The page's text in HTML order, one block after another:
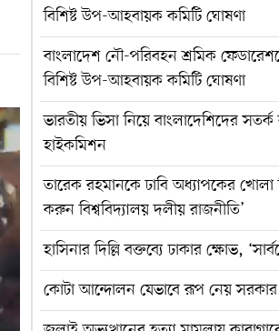
বিশিষ্ট উপ-আহবায়ক কমিটি ঘোষণা
বাংলাদেশ নৌ-পরিবহন শ্রমিক
বিশিষ্ট উপ-আহবায়ক কমিটি ঘোষণা
ভারতীয় ভিসা নিয়ে বাংলাদেশিদের
হাইকমিশন
তারেক রহমানকে ঢাবি অধ্যাপকের খোলা
করুন বিশ্ববিদ্যালয় দলীয় রাজনীতি’
হাসিনার দিল্লি বক্তব্যে ঢাকার ক্ষোভ,
কোটা আন্দোলন যেভাবে রূপ নেয়